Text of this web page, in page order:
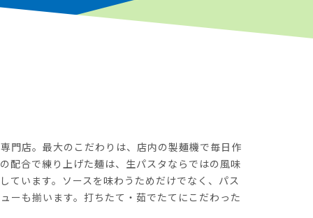
門店。最大のこだわりは、店内の製麺機で毎日作
配合で練り上げた麺は、生パスタならではの風味
ています。ソースを味わうためだけでなく、パス
ーも揃います。打ちたて・茹でたてにこだわった